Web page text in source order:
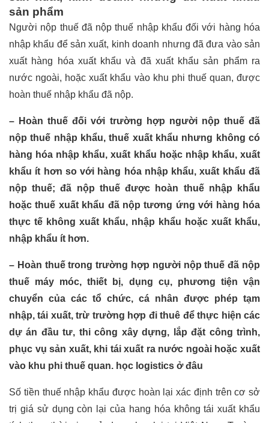
sản phẩm
Người nộp thuế đã nộp thuế nhập khẩu đối với hàng hóa
nhập khẩu để sản xuất, kinh doanh nhưng đã đưa vào sản
xuất hàng hóa xuất khẩu và đã xuất khẩu sản phẩm ra
nước ngoài, hoặc xuất khẩu vào khu phi thuế quan, được
hoàn thuế nhập khẩu đã nộp.
– Hoàn thuế đối với trường hợp người nộp thuế đã
nộp thuế nhập khẩu, thuế xuất khẩu nhưng không có
hàng hóa nhập khẩu, xuất khẩu hoặc nhập khẩu, xuất
khẩu ít hơn so với hàng hóa nhập khẩu, xuất khẩu đã
nộp thuế; đã nộp thuế được hoàn thuế nhập khẩu
hoặc thuế xuất khẩu đã nộp tương ứng với hàng hóa
thực tế không xuất khẩu, nhập khẩu hoặc xuất khẩu,
nhập khẩu ít hơn.
– Hoàn thuế trong trường hợp người nộp thuế đã nộp
thuế máy móc, thiết bị, dụng cụ, phương tiện vận
chuyển của các tổ chức, cá nhân được phép tạm
nhập, tái xuất, trừ trường hợp đi thuê để thực hiện các
dự án đầu tư, thi công xây dựng, lắp đặt công trình,
phục vụ sản xuất, khi tái xuất ra nước ngoài hoặc xuất
vào khu phi thuế quan. học logistics ở đâu
Số tiền thuế nhập khẩu được hoàn lại xác định trên cơ sở
trị giá sử dụng còn lại của hang hóa không tái xuất khẩu